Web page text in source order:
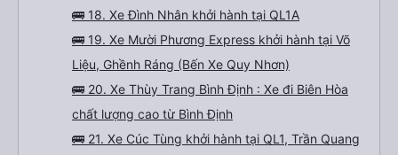
🚌 18. Xe Đình Nhân khởi hành tại QL1A
🚌 19. Xe Mười Phương Express khởi hành tại Võ
Liệu, Ghềnh Ráng (Bến Xe Quy Nhơn)
🚌 20. Xe Thùy Trang Bình Định : Xe đi Biên Hòa
chất lượng cao từ Bình Định
🚌 21. Xe Cúc Tùng khởi hành tại QL1, Trần Quang